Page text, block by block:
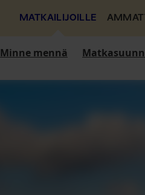
MATKAILIJOILLE
Minne mennä